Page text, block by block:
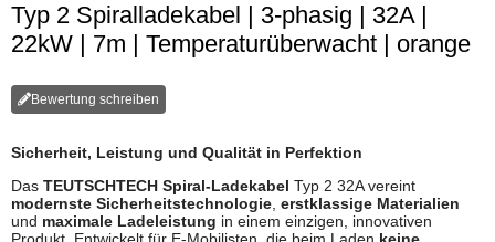
Typ 2 Spiralladekabel | 3-phasig | 32A |
22kW | 7m | Temperaturüberwacht | orange
Bewertung schreiben
Sicherheit, Leistung und Qualität in Perfektion
Das TEUTSCHTECH Spiral-Ladekabel Typ 2 32A vereint
modernste Sicherheitstechnologie, erstklassige Materialien
und maximale Ladeleistung in einem einzigen, innovativen